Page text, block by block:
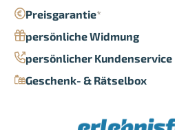
Preisgarantie*
persönliche Widmung
persönlicher Kundenservice
Geschenk- & Rätselbox